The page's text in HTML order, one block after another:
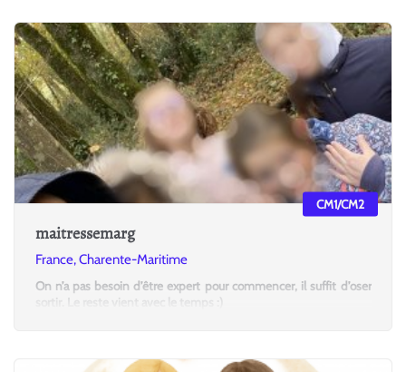
maitressemarg
France, Charente-Maritime
On n’a pas besoin d’être expert pour commencer, il suffit d’oser
sortir. Le reste vient avec le temps :)
CM1/CM2